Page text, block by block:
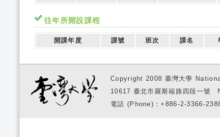
往年所開設課程
開課年度 課號 班次 課名
Copyright 2008 臺灣大學
10617 臺北市羅斯福路四段一
電話 (Phone)：+886-2-3366-